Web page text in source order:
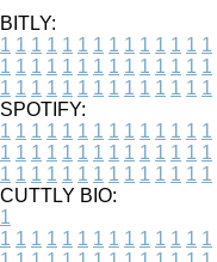
BITLY:
1 1 1 1 1 1 1 1 1 1 1 1 1 1
1 1 1 1 1 1 1 1 1 1 1 1 1 1
1 1 1 1 1 1 1 1 1 1 1 1 1 1
SPOTIFY:
1 1 1 1 1 1 1 1 1 1 1 1 1 1
1 1 1 1 1 1 1 1 1 1 1 1 1 1
1 1 1 1 1 1 1 1 1 1 1 1 1 1
CUTTLY BIO:
1
1 1 1 1 1 1 1 1 1 1 1 1 1 1